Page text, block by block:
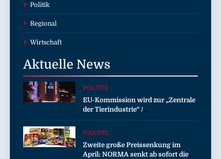
Politik
Regional
Wirtschaft
Aktuelle News
POLITIK
EU-Kommission wird zur „Zentrale
der Tierindustrie“ /
Tierschutzorganisation Animal
Brüssel die Nähe der EU-
Kommission zur Tierindustrie an
HANDEL
Zweite große Preissenkung im
April: NORMA senkt ab sofort die